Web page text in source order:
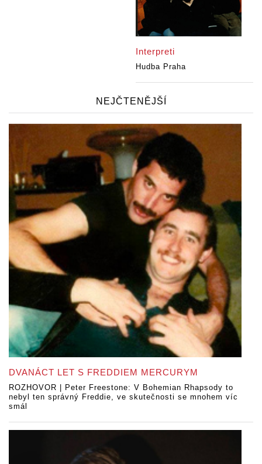
Interpreti
Hudba Praha
NEJČTENĚJŠÍ
DVANÁCT LET S FREDDIEM MERCURYM
ROZHOVOR | Peter Freestone: V Bohemian Rhapsody to
nebyl ten správný Freddie, ve skutečnosti se mnohem víc
smál